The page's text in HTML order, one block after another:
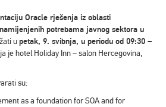
Oracle rješenja iz oblasti
potrebama javnog sektora u
upetak, 9. svibnja, u periodu od 09:30 –
je hotel Holiday Inn – salon Hercegovina,
su:
as a foundation for SOA and for